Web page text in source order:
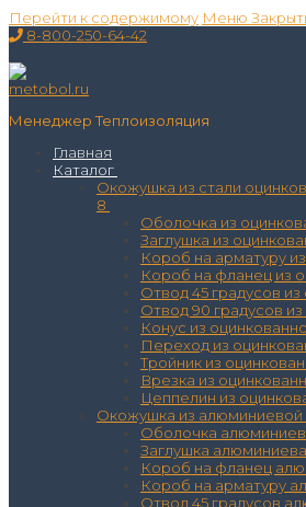
Перейти к содержимому Меню
8-800-250-64-42
Менеджер Теплоизоляция
Главная
Каталог
Окожушка из стали
8
Оболочка из
Заглушка из
Короб на арматуру
Короб на фланец из
Отвод 45 градусов
Отвод 90 градусов
Конус из
Переход из
Тройник из
Врезка из
Цеппелин из
Окожушка из алюминиевой
Оболочка
Заглушка
Короб на фланец
Короб на арматуру
Отвод 45 градусов